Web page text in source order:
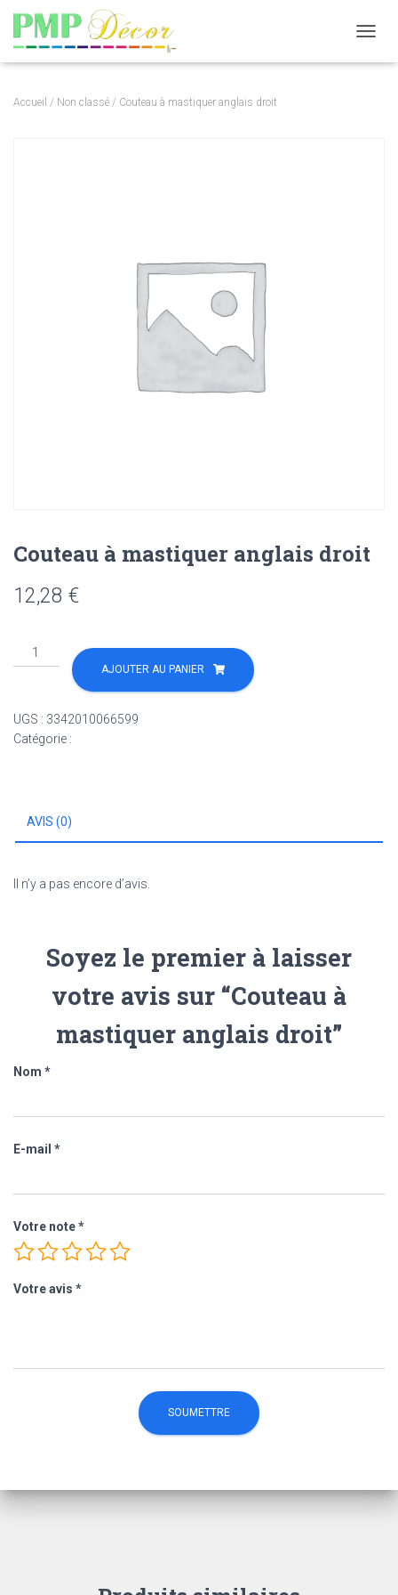
Accueil / Non classé / Couteau à mastiquer anglais droit
Couteau à mastiquer anglais droit
12,28 €
quantité
de
mastiquer
anglais
AJOUTER AU PANIER
UGS : 3342010066599
Catégorie :
AVIS (0)
Il n’y a pas encore d’avis.
Soyez le premier à laisser
votre avis sur “Couteau à
mastiquer anglais droit”
Nom *
E-mail *
Votre note*
Votre avis *